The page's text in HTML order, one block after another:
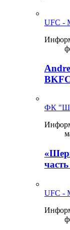
UFC -
ФК
UFC -